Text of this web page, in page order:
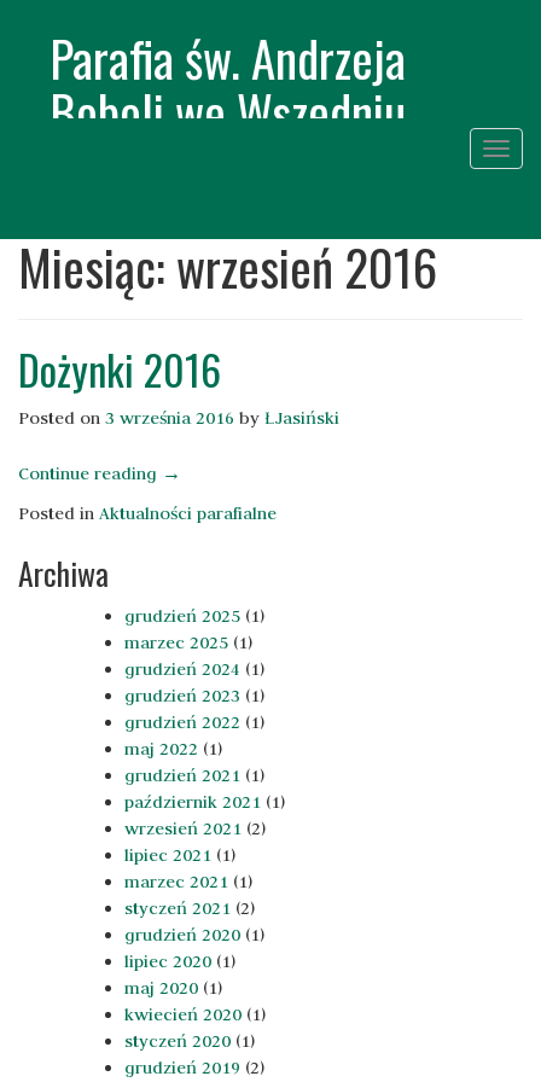
Parafia św. Andrzeja
Boboli we Wszedniu
Miesiąc:wrzesień 2016
Dożynki 2016
Posted on 3 września 2016 by ŁJasiński
Continue reading „Dożynki
→
Posted in Aktualności parafialne
Archiwa
grudzień 2025 (1)
marzec 2025 (1)
grudzień 2024 (1)
grudzień 2023 (1)
grudzień 2022 (1)
maj 2022 (1)
grudzień 2021 (1)
październik 2021 (1)
wrzesień 2021 (2)
lipiec 2021 (1)
marzec 2021 (1)
styczeń 2021 (2)
grudzień 2020 (1)
lipiec 2020 (1)
maj 2020 (1)
kwiecień 2020 (1)
styczeń 2020 (1)
grudzień 2019 (2)